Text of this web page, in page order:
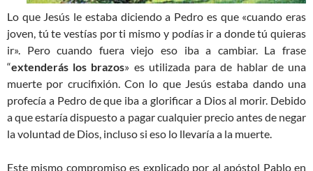
Lo que Jesús le estaba diciendo a Pedro es que «cuando eras
joven, tú te vestías por ti mismo y podías ir a donde tú quieras
ir». Pero cuando fuera viejo eso iba a cambiar. La frase
“extenderás los brazos» es utilizada para de hablar de una
muerte por crucifixión. Con lo que Jesús estaba dando una
profecía a Pedro de que iba a glorificar a Dios al morir. Debido
a que estaría dispuesto a pagar cualquier precio antes de negar
la voluntad de Dios, incluso si eso lo llevaría a la muerte.
Este mismo compromiso es explicado por al apóstol Pablo en